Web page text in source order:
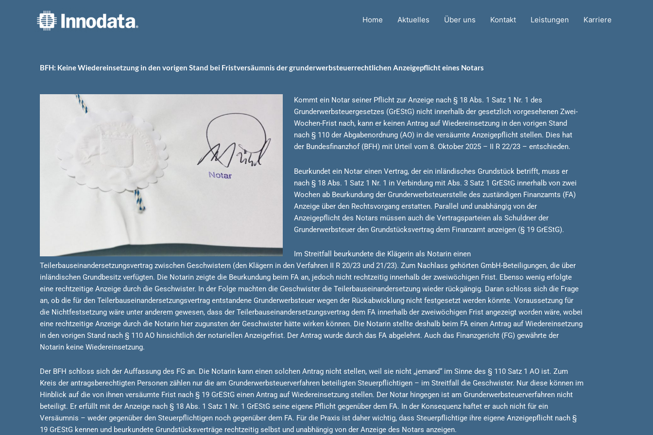
Home Aktuelles Über uns Kontakt Leistungen Karriere
BFH: Keine Wiedereinsetzung in den vorigen Stand bei Fristversäumnis der grunderwerbsteuerrechtlichen Anzeigepflicht eines Notars
Kommt ein Notar seiner Pflicht zur Anzeige nach § 18 Abs. 1 Satz 1 Nr. 1 des
Grunderwerbsteuergesetzes (GrEStG) nicht innerhalb der gesetzlich vorgesehenen Zwei-
Wochen-Frist nach, kann er keinen Antrag auf Wiedereinsetzung in den vorigen Stand
nach § 110 der Abgabenordnung (AO) in die versäumte Anzeigepflicht stellen. Dies hat
der Bundesfinanzhof (BFH) mit Urteil vom 8. Oktober 2025 – II R 22/23 – entschieden.
Beurkundet ein Notar einen Vertrag, der ein inländisches Grundstück betrifft, muss er
nach § 18 Abs. 1 Satz 1 Nr. 1 in Verbindung mit Abs. 3 Satz 1 GrEStG innerhalb von zwei
Wochen ab Beurkundung der Grunderwerbsteuerstelle des zuständigen Finanzamts (FA)
Anzeige über den Rechtsvorgang erstatten. Parallel und unabhängig von der
Anzeigepflicht des Notars müssen auch die Vertragsparteien als Schuldner der
Grunderwerbsteuer den Grundstücksvertrag dem Finanzamt anzeigen (§ 19 GrEStG).
Im Streitfall beurkundete die Klägerin als Notarin einen
Teilerbauseinandersetzungsvertrag zwischen Geschwistern (den Klägern in den Verfahren II R 20/23 und 21/23). Zum Nachlass gehörten GmbH-Beteiligungen, die über
inländischen Grundbesitz verfügten. Die Notarin zeigte die Beurkundung beim FA an, jedoch nicht rechtzeitig innerhalb der zweiwöchigen Frist. Ebenso wenig erfolgte
eine rechtzeitige Anzeige durch die Geschwister. In der Folge machten die Geschwister die Teilerbauseinandersetzung wieder rückgängig. Daran schloss sich die Frage
an, ob die für den Teilerbauseinandersetzungsvertrag entstandene Grunderwerbsteuer wegen der Rückabwicklung nicht festgesetzt werden könnte. Voraussetzung für
die Nichtfestsetzung wäre unter anderem gewesen, dass der Teilerbauseinandersetzungsvertrag dem FA innerhalb der zweiwöchigen Frist angezeigt worden wäre, wobei
eine rechtzeitige Anzeige durch die Notarin hier zugunsten der Geschwister hätte wirken können. Die Notarin stellte deshalb beim FA einen Antrag auf Wiedereinsetzung
in den vorigen Stand nach § 110 AO hinsichtlich der notariellen Anzeigefrist. Der Antrag wurde durch das FA abgelehnt. Auch das Finanzgericht (FG) gewährte der
Notarin keine Wiedereinsetzung.
Der BFH schloss sich der Auffassung des FG an. Die Notarin kann einen solchen Antrag nicht stellen, weil sie nicht „jemand“ im Sinne des § 110 Satz 1 AO ist. Zum
Kreis der antragsberechtigten Personen zählen nur die am Grunderwerbsteuerverfahren beteiligten Steuerpflichtigen – im Streitfall die Geschwister. Nur diese können im
Hinblick auf die von ihnen versäumte Frist nach § 19 GrEStG einen Antrag auf Wiedereinsetzung stellen. Der Notar hingegen ist am Grunderwerbsteuerverfahren nicht
beteiligt. Er erfüllt mit der Anzeige nach § 18 Abs. 1 Satz 1 Nr. 1 GrEStG seine eigene Pflicht gegenüber dem FA. In der Konsequenz haftet er auch nicht für ein
Versäumnis – weder gegenüber den Steuerpflichtigen noch gegenüber dem FA. Für die Praxis ist daher wichtig, dass Steuerpflichtige ihre eigene Anzeigepflicht nach §
19 GrEStG kennen und beurkundete Grundstücksverträge rechtzeitig selbst und unabhängig von der Anzeige des Notars anzeigen.